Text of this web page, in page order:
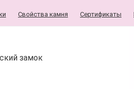
Свойства камня Сертификаты
замок